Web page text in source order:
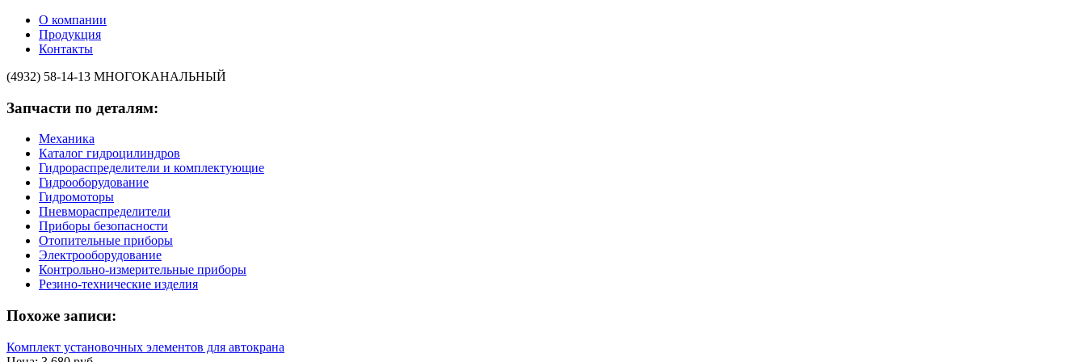
О компании
Продукция
Контакты
(4932) 58-14-13 МНОГОКАНАЛЬНЫЙ
Запчасти по деталям:
Механика
Каталог гидроцилиндров
Гидрораспределители и комплектующие
Гидрооборудование
Гидромоторы
Пневмораспределители
Приборы безопасности
Отопительные приборы
Электрооборудование
Контрольно-измерительные приборы
Резино-технические изделия
Похоже записи:
Комплект установочных элементов для автокрана